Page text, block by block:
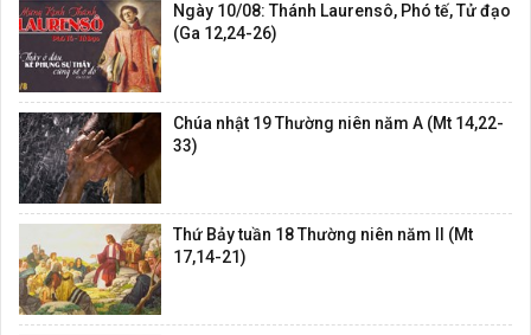
Ngày 10/08: Thánh Laurensô, Phó tế, Tử đạo
(Ga 12,24-26)
Chúa nhật 19 Thường niên năm A (Mt 14,22-
33)
Thứ Bảy tuần 18 Thường niên năm II (Mt
17,14-21)